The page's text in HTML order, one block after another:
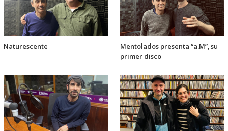
Naturescente
Mentolados presenta “a.M”, su
primer disco